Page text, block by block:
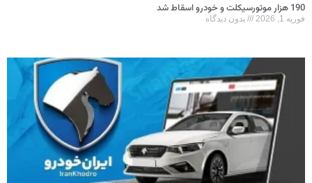
190 هزار موتورسیکلت و خودرو اسقاط شد
فوریه 1, 2026 بدون دیدگاه